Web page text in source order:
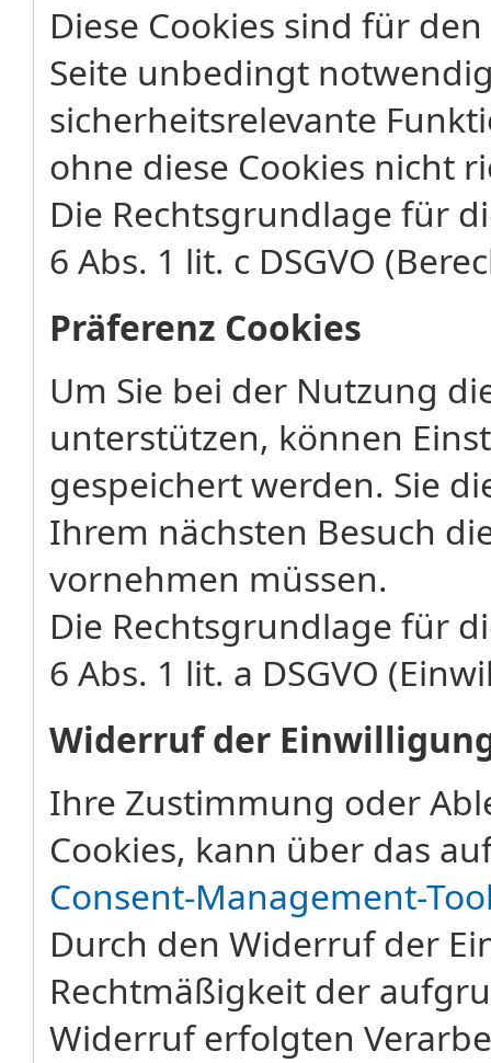
Diese Cookies sind für
Seite unbedingt
sicherheitsrelevante
ohne diese Cookies nicht
Die Rechtsgrundlage für
6 Abs. 1 lit. c DSGVO
Präferenz Cookies
Um Sie bei der Nutzung
unterstützen, können
gespeichert werden. Sie
Ihrem nächsten Besuch
vornehmen müssen.
Die Rechtsgrundlage für
6 Abs. 1 lit. a DSGVO
Widerruf der
Ihre Zustimmung oder
Cookies, kann über das
Consent-Management-
Durch den Widerruf der
Rechtmäßigkeit der
Widerruf erfolgten